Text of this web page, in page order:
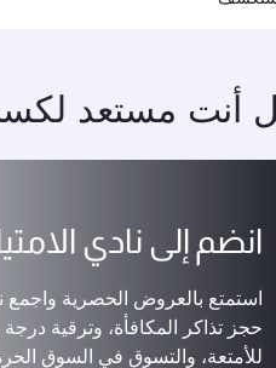
أنت مستعد
انضم إلى نادي
استمتع بالعروض الحصرية
حجز تذاكر المكافأة، وترقية
للأمتعة، والتسوق في السوق